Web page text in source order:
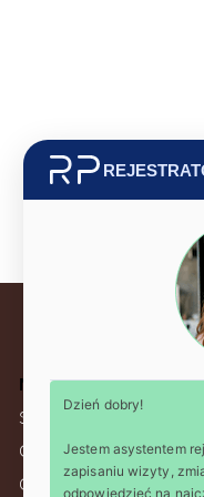
Menu
Strona główna
O nas
Oferta